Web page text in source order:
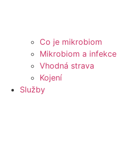
Co je mikrobiom
Mikrobiom a infekce
Vhodná strava
Kojení
Služby